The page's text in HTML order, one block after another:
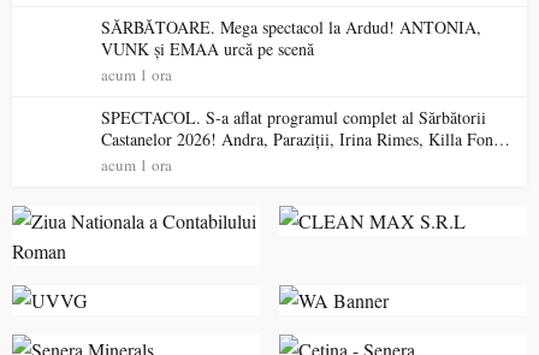
SĂRBĂTOARE. Mega spectacol la Ardud! ANTONIA,
VUNK și EMAA urcă pe scenă
acum 1 ora
SPECTACOL. S-a aflat programul complet al Sărbătorii
Castanelor 2026! Andra, Paraziții, Irina Rimes, Killa Fonic,
Zdob și Zdub și Fuego vin la Baia Mare
acum 1 ora